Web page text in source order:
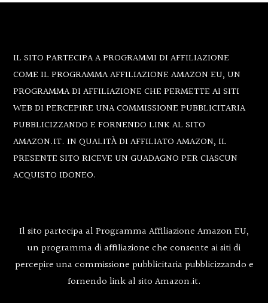
Footer
IL SITO PARTECIPA A PROGRAMMI DI AFFILIAZIONE
COME IL PROGRAMMA AFFILIAZIONE AMAZON EU, UN
PROGRAMMA DI AFFILIAZIONE CHE PERMETTE AI SITI
WEB DI PERCEPIRE UNA COMMISSIONE PUBBLICITARIA
PUBBLICIZZANDO E FORNENDO LINK AL SITO
AMAZON.IT. IN QUALITÀ DI AFFILIATO AMAZON, IL
PRESENTE SITO RICEVE UN GUADAGNO PER CIASCUN
ACQUISTO IDONEO.
Il sito partecipa al Programma Affiliazione Amazon EU,
un programma di affiliazione che consente ai siti di
percepire una commissione pubblicitaria pubblicizzando e
fornendo link al sito Amazon.it.